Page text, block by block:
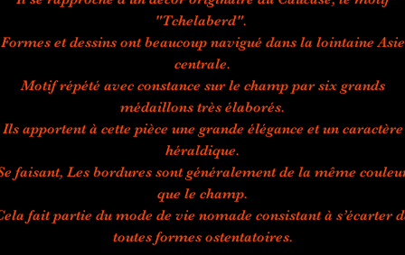
"Tchelaberd".
Formes et dessins ont beaucoup navigué dans la lointaine Asie
centrale.
Motif répété avec constance sur le champ par six grands
médaillons très élaborés.
Ils apportent à cette pièce une grande élégance et un caractère
héraldique.
faisant, Les bordures sont généralement de la même
que le champ.
fait partie du mode de vie nomade consistant à s’écarter
toutes formes ostentatoires.